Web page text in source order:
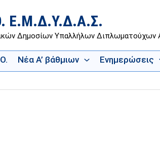
Ε.Μ.Δ.Υ.Δ.Α.Σ.
Δημοσίων Υπαλλήλων
Νέα Α’ βάθμιων Ενημερώσεις